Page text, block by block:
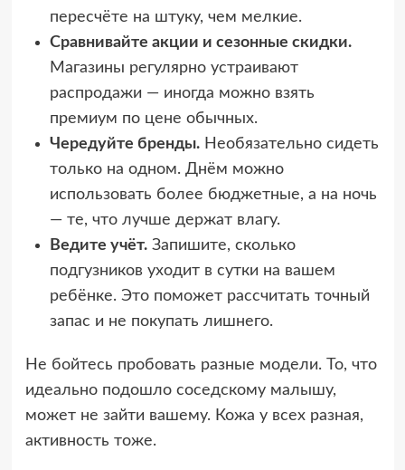
пересчёте на штуку, чем мелкие.
Сравнивайте акции и сезонные скидки.
Магазины регулярно устраивают
распродажи — иногда можно взять
премиум по цене обычных.
Чередуйте бренды.Необязательно сидеть
только на одном. Днём можно
использовать более бюджетные, а на ночь
— те, что лучше держат влагу.
Ведите учёт.Запишите, сколько
подгузников уходит в сутки на вашем
ребёнке. Это поможет рассчитать точный
запас и не покупать лишнего.
Не бойтесь пробовать разные модели. То, что
идеально подошло соседскому малышу,
может не зайти вашему. Кожа у всех разная,
активность тоже.